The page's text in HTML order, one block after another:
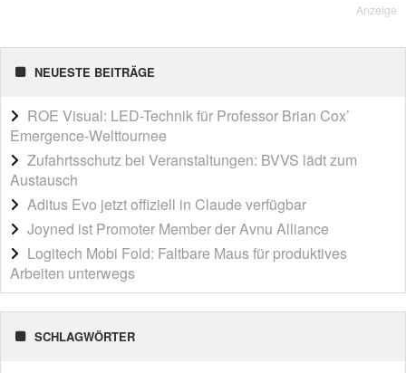
Anzeige
NEUESTE BEITRÄGE
ROE Visual: LED-Technik für Professor Brian Cox’
Emergence-Welttournee
Zufahrtsschutz bei Veranstaltungen: BVVS lädt zum
Austausch
Aditus Evo jetzt offiziell in Claude verfügbar
Joyned ist Promoter Member der Avnu Alliance
Logitech Mobi Fold: Faltbare Maus für produktives
Arbeiten unterwegs
SCHLAGWÖRTER